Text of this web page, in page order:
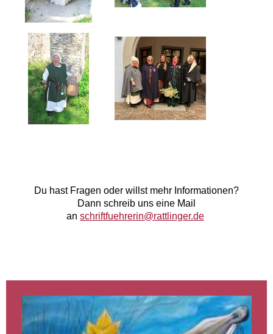
Du hast Fragen oder willst mehr Informationen?
Dann schreib uns eine Mail
an schriftfuehrerin@rattlinger.de